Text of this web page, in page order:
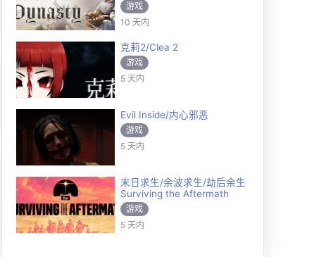
游戏
10 天内
克莉2/Clea 2
游戏
5 天内
Evil Inside/内心邪恶
游戏
5 天内
末日求生/余波求生/劫后余生
Surviving the Aftermath
游戏
5 天内